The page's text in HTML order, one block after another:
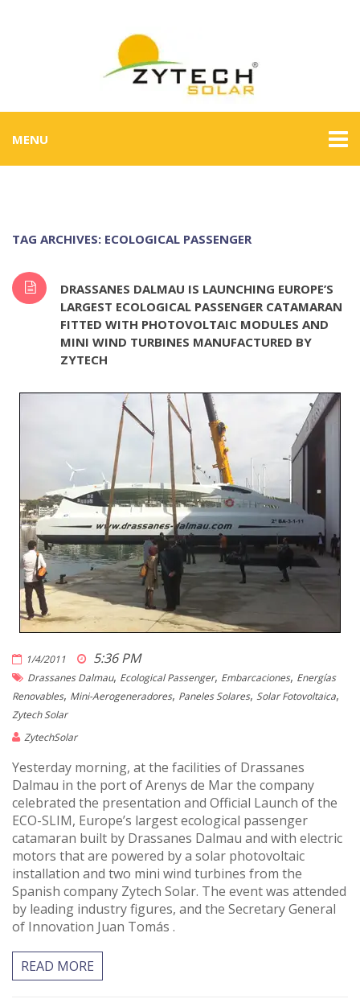
MENU
TAG ARCHIVES: ECOLOGICAL PASSENGER
DRASSANES DALMAU IS LAUNCHING EUROPE’S
LARGEST ECOLOGICAL PASSENGER CATAMARAN
FITTED WITH PHOTOVOLTAIC MODULES AND
MINI WIND TURBINES MANUFACTURED BY
ZYTECH
1/4/2011 5:36 PM
Drassanes Dalmau, Ecological Passenger, Embarcaciones, Energías
Renovables, Mini-Aerogeneradores, Paneles Solares, Solar Fotovoltaica,
Zytech Solar
ZytechSolar
Yesterday morning, at the facilities of Drassanes
Dalmau in the port of Arenys de Mar the company
celebrated the presentation and Official Launch of the
ECO-SLIM, Europe’s largest ecological passenger
catamaran built by Drassanes Dalmau and with electric
motors that are powered by a solar photovoltaic
installation and two mini wind turbines from the
Spanish company Zytech Solar. The event was attended
by leading industry figures, and the Secretary General
of Innovation Juan Tomás .
READ MORE